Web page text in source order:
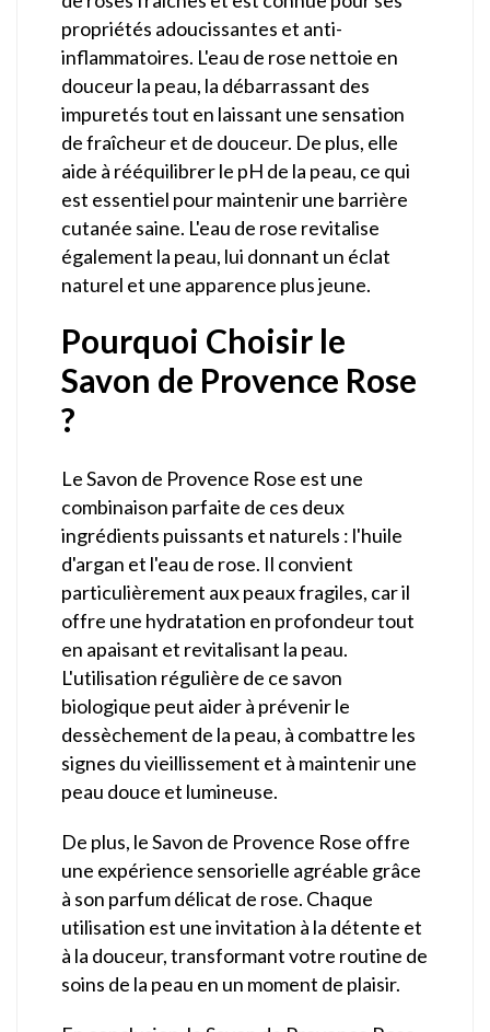
propriétés adoucissantes et anti-
inflammatoires. L'eau de rose nettoie en
douceur la peau, la débarrassant des
impuretés tout en laissant une sensation
de fraîcheur et de douceur. De plus, elle
aide à rééquilibrer le pH de la peau, ce qui
est essentiel pour maintenir une barrière
cutanée saine. L'eau de rose revitalise
également la peau, lui donnant un éclat
naturel et une apparence plus jeune.
Pourquoi Choisir le
Savon de Provence Rose
?
Le Savon de Provence Rose est une
combinaison parfaite de ces deux
ingrédients puissants et naturels : l'huile
d'argan et l'eau de rose. Il convient
particulièrement aux peaux fragiles, car il
offre une hydratation en profondeur tout
en apaisant et revitalisant la peau.
L'utilisation régulière de ce savon
biologique peut aider à prévenir le
dessèchement de la peau, à combattre les
signes du vieillissement et à maintenir une
peau douce et lumineuse.
De plus, le Savon de Provence Rose offre
une expérience sensorielle agréable grâce
à son parfum délicat de rose. Chaque
utilisation est une invitation à la détente et
à la douceur, transformant votre routine de
soins de la peau en un moment de plaisir.